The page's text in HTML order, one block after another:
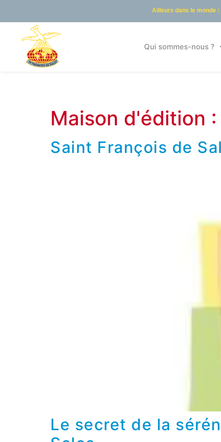
Ailleurs dans le monde :
Qui sommes-nous ?
Maison d'édition
Saint François de
Le secret de la